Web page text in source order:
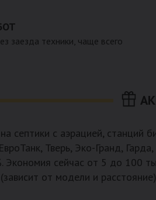
заезда техники, чаще всего
септики с аэрацией, станций
Тверь, Эко-Гранд,
сейчас от 5 до 100
от модели и